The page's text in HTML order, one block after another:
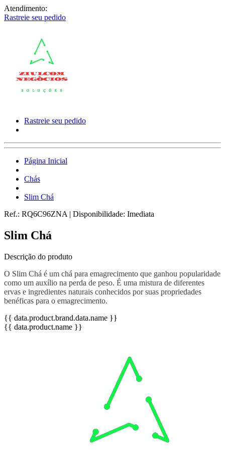
Atendimento:
Rastreie seu pedido
Rastreie seu pedido
Página Inicial
Chás
Slim Chá
Ref.: RQ6C96ZNA | Disponibilidade: Imediata
Slim Chá
Descrição do produto
O Slim Chá é um chá para emagrecimento que ganhou popularidade
como um auxílio na perda de peso. É uma mistura de diferentes
ervas e ingredientes naturais conhecidos por suas propriedades
benéficas para o emagrecimento.
{{ data.product.brand.data.name }}
{{ data.product.name }}